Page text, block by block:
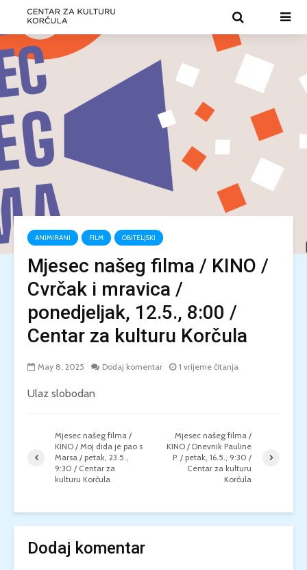
ANIMIRANI FILM OBITELJSKI
Mjesec našeg filma / KINO /
Cvrčak i mravica /
ponedjeljak, 12.5., 8:00 /
Centar za kulturu Korčula
May 8, 2025 Dodaj komentar 1 vrijeme čitanja
Ulaz slobodan
Mjesec našeg filma /
KINO / Moj dida je pao s
Marsa / petak, 23.5.,
9:30 / Centar za
kulturu Korčula
Mjesec našeg filma /
KINO / Dnevnik Pauline
P. / petak, 16.5., 9:30 /
Centar za kulturu
Korčula
Dodaj komentar